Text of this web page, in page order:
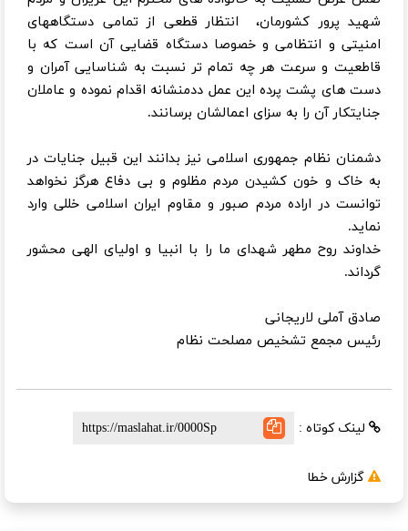
شهید پرور کشورمان، انتظار قطعی از تمامی دستگاههای
امنیتی و انتظامی و خصوصا دستگاه قضایی آن است که با
قاطعیت و سرعت هر چه تمام تر نسبت به شناسایی آمران و
دست های پشت پرده این عمل ددمنشانه اقدام نموده و عاملان
جنایتکار آن را به سزای اعمالشان برسانند.
دشمنان نظام جمهوری اسلامی نیز بدانند این قبیل جنایات در
به خاک و خون کشیدن مردم مظلوم و بی دفاع هرگز نخواهد
توانست در اراده مردم صبور و مقاوم ایران اسلامی خللی وارد
نماید.
خداوند روح مطهر شهدای ما را با انبیا و اولیای الهی محشور
گرداند.
صادق آملی لاریجانی
رئیس مجمع تشخیص مصلحت نظام
لینک کوتاه :
گزارش خطا